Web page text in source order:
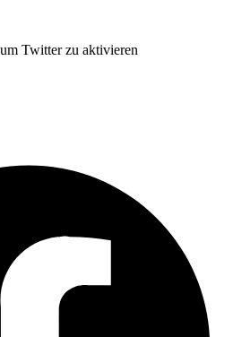
Twitter zu aktivieren